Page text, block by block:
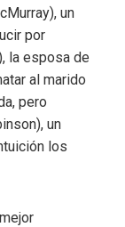
un
por
la esposa de
al marido
pero
un
los